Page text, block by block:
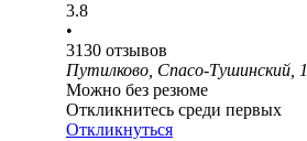
3.8
•
3130 отзывов
Путилково, Спасо-Тушинский, 1
Можно без резюме
Откликнитесь среди первых
Откликнуться